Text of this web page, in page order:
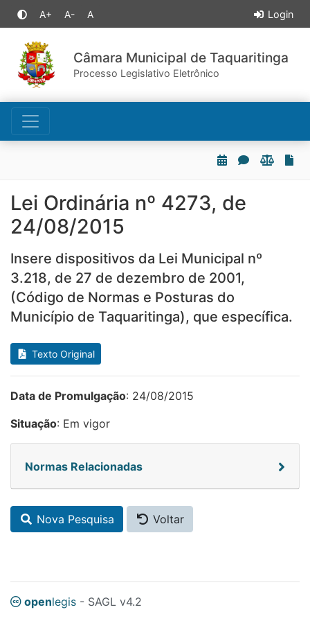
A+ A- A Login
Câmara Municipal de Taquaritinga
Processo Legislativo Eletrônico
Lei Ordinária nº 4273, de
24/08/2015
Insere dispositivos da Lei Municipal nº
3.218, de 27 de dezembro de 2001,
(Código de Normas e Posturas do
Município de Taquaritinga), que específica.
Texto Original
Data de Promulgação: 24/08/2015
Situação: Em vigor
Normas Relacionadas
Nova Pesquisa Voltar
openlegis - SAGL v4.2